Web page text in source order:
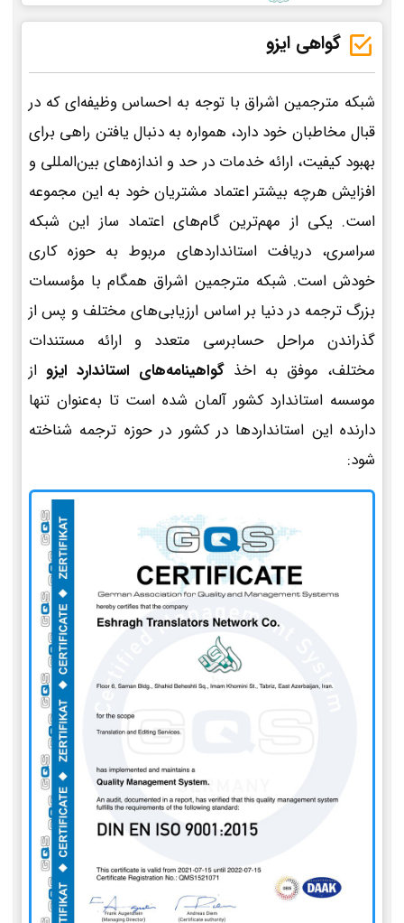
گواهی ایزو
شبکه مترجمین اشراق با توجه به احساس وظیفه‌ای که در
قبال مخاطبان خود دارد، همواره به دنبال یافتن راهی برای
بهبود کیفیت، ارائه خدمات در حد و اندازه‌های بین‌المللی و
افزایش هرچه بیشتر اعتماد مشتریان خود به این مجموعه
است. یکی از مهم‌ترین گام‌های اعتماد ساز این شبکه
سراسری، دریافت استانداردهای مربوط به حوزه کاری
خودش است. شبکه مترجمین اشراق همگام با مؤسسات
بزرگ ترجمه در دنیا بر اساس ارزیابی‌های مختلف و پس از
گذراندن مراحل حسابرسی متعدد و ارائه مستندات
مختلف، موفق به اخذ گواهینامه‌های استاندارد ایزو از
موسسه استاندارد کشور آلمان شده است تا به‌عنوان تنها
دارنده این استانداردها در کشور در حوزه ترجمه شناخته
شود: